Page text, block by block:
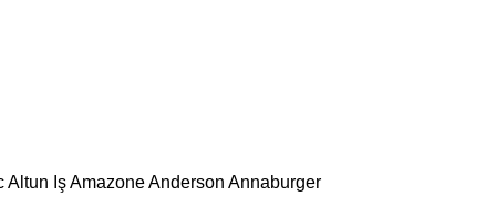
Altun IşAmazoneAnderson Annaburger